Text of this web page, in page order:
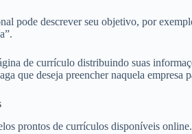
pode descrever seu objetivo, por
de currículo distribuindo suas
que deseja preencher naquela
prontos de currículos disponíveis